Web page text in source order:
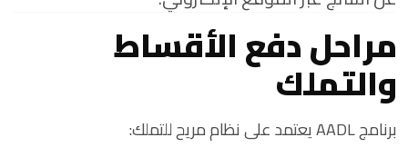
مراحل دفع الأقساط
والتملك
برنامج AADL يعتمد على نظام مريح للتملك: